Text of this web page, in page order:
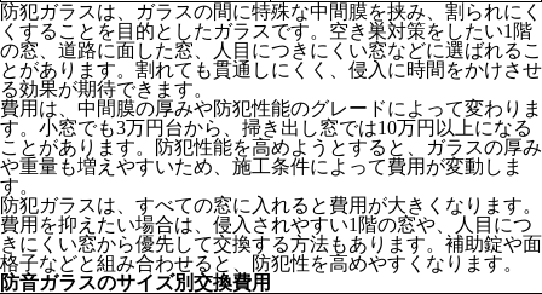
防犯ガラスは、ガラスの間に特殊な中間膜を挟み、割られにく
くすることを目的としたガラスです。空き巣対策をしたい1階
の窓、道路に面した窓、人目につきにくい窓などに選ばれるこ
とがあります。割れても貫通しにくく、侵入に時間をかけさせ
る効果が期待できます。
費用は、中間膜の厚みや防犯性能のグレードによって変わりま
す。小窓でも3万円台から、掃き出し窓では10万円以上になる
ことがあります。防犯性能を高めようとすると、ガラスの厚み
や重量も増えやすいため、施工条件によって費用が変動しま
す。
防犯ガラスは、すべての窓に入れると費用が大きくなります。
費用を抑えたい場合は、侵入されやすい1階の窓や、人目につ
きにくい窓から優先して交換する方法もあります。補助錠や面
格子などと組み合わせると、防犯性を高めやすくなります。
防音ガラスのサイズ別交換費用